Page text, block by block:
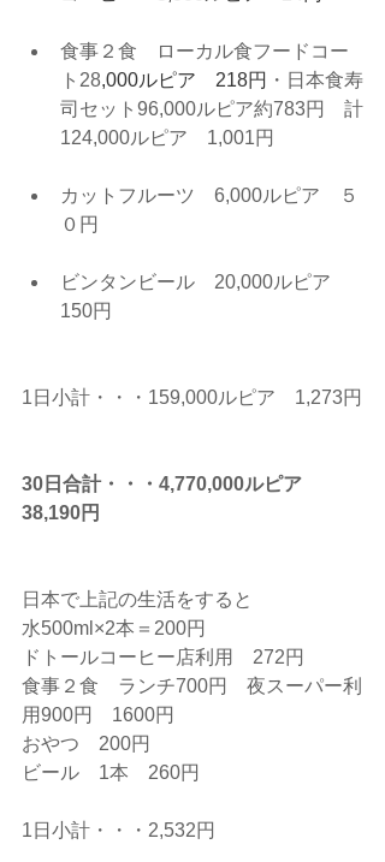
食事２食　ローカル食フードコー
ト28,000ルピア　218円 ・日本食寿
司セット96,000ルピア約783円　計
124,000ルピア　1,001円
カットフルーツ　6,000ルピア　５
０円
ビンタンビール　20,000ルピア
150円
1日小計・・・159,000ルピア　1,273円
30日合計・・・4,770,000ルピア
38,190円
日本で上記の生活をすると
水500ml×2本＝200円
ドトールコーヒー店利用　272円
食事２食　ランチ700円　夜スーパー利
用900円　1600円
おやつ　200円
ビール　1本　260円
1日小計・・・2,532円